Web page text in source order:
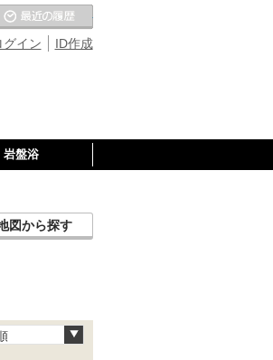
ID作成
グイン
に入りの温泉
岩盤浴
図から探す